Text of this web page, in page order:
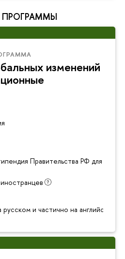
ПРОГРАММЫ
изменений
Правительства РФ для
и частично на английском